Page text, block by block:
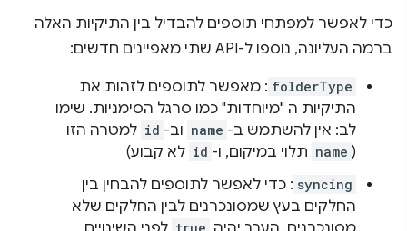
כדי לאפשר למפתחי תוספים להבדיל בין התיקיות האלה
ברמה העליונה, נוספו ל-API שתי מאפיינים חדשים:
folderType : מאפשר לתוספים לזהות את
התיקיות ה "מיוחדות" כמו סרגל הסימניות. שימו
לב: אין להשתמש ב- name וב- id למטרה הזו
(
name תלוי במיקום, ו- id לא קבוע)
syncing : כדי לאפשר לתוספים להבחין בין
החלקים בעץ שמסונכרנים לבין החלקים שלא